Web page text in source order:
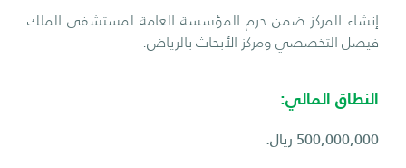
إنشاء المركز ضمن حرم المؤسسة العامة لمستشفى الملك
فيصل التخصصي ومركز الأبحاث بالرياض.
النطاق المالي:
500,000,000 ريال.